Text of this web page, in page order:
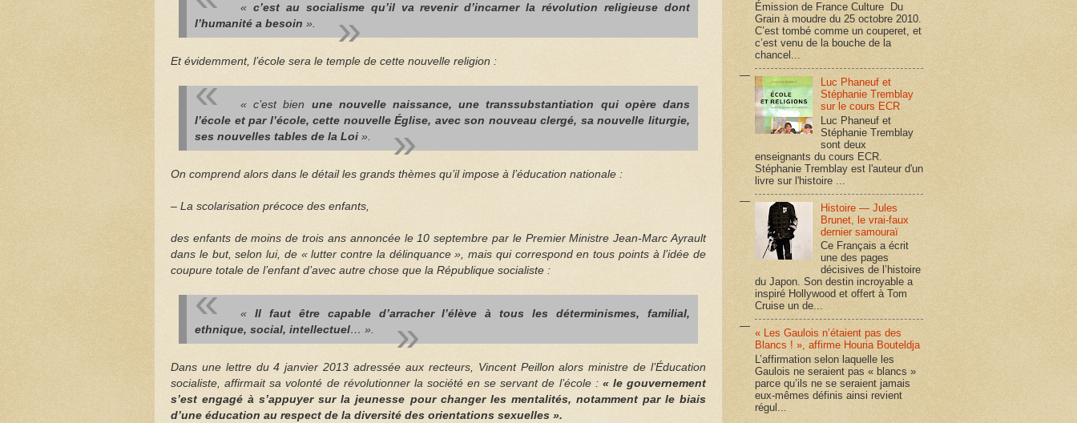
« c’est au socialisme qu’il va revenir d’incarner la révolution religieuse dont
l’humanité a besoin ».
Et évidemment, l’école sera le temple de cette nouvelle religion :
« c’est bien une nouvelle naissance, une transsubstantiation qui opère dans
l’école et par l’école, cette nouvelle Église, avec son nouveau clergé, sa nouvelle liturgie,
ses nouvelles tables de la Loi ».
On comprend alors dans le détail les grands thèmes qu’il impose à l’éducation nationale :
– La scolarisation précoce des enfants,
des enfants de moins de trois ans annoncée le 10 septembre par le Premier Ministre Jean-Marc Ayrault
dans le but, selon lui, de « lutter contre la délinquance », mais qui correspond en tous points à l’idée de
coupure totale de l’enfant d’avec autre chose que la République socialiste :
« Il faut être capable d’arracher l’élève à tous les déterminismes, familial,
ethnique, social, intellectuel… ».
Dans une lettre du 4 janvier 2013 adressée aux recteurs, Vincent Peillon alors ministre de l’Éducation
socialiste, affirmait sa volonté de révolutionner la société en se servant de l’école :« le gouvernement
s’est engagé à s’appuyer sur la jeunesse pour changer les mentalités, notamment par le biais
d’une éducation au respect de la diversité des orientations sexuelles ».
Émission de France Culture Du
Grain à moudre du 25 octobre 2010.
C’est tombé comme un couperet, et
c’est venu de la bouche de la
chancel...
Luc Phaneuf et
Stéphanie Tremblay
sur le cours ECR
Luc Phaneuf et
Stéphanie Tremblay
sont deux
enseignants du cours ECR.
Stéphanie Tremblay est l'auteur d'un
livre sur l'histoire ...
Histoire — Jules
Brunet, le vrai-faux
dernier samouraï
Ce Français a écrit
une des pages
décisives de l’histoire
du Japon. Son destin incroyable a
inspiré Hollywood et offert à Tom
Cruise un de...
« Les Gaulois n’étaient pas des
Blancs ! », affirme Houria Bouteldja
L’affirmation selon laquelle les
Gaulois ne seraient pas « blancs »
parce qu’ils ne se seraient jamais
eux-mêmes définis ainsi revient
régul...